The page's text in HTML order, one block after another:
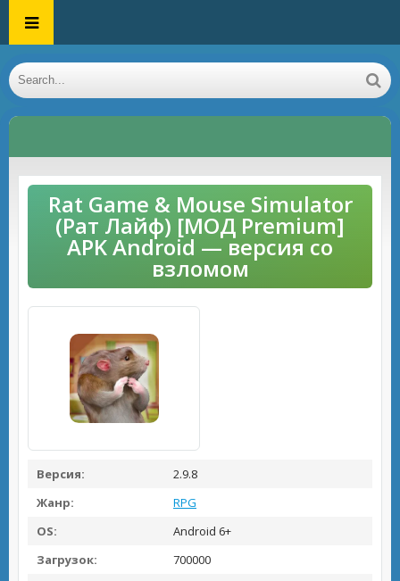
Rat Game & Mouse Simulator
(Рат Лайф) [МОД Premium]
APK Android — версия со
взломом
Версия:
2.9.8
Жанр:
RPG
OS:
Android 6+
Загрузок:
700000